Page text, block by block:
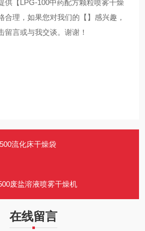
供 【LPG-100中药配方颗粒喷雾干燥
合理，如果您对我们的 【 】 感兴趣，
留言或与我交谈。谢谢！
流化床干燥袋
废盐溶液喷雾干燥机
在线留言